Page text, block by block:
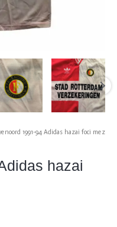
1991-94 Adidas hazai foci mez
hazai